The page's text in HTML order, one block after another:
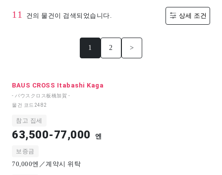
11 건의 물건이 검색되었습니다. 상세 조건
1 2 >
BAUS CROSS Itabashi Kaga
- バウスクロス板橋加賀 -
물건 코드 2482
참고 집세
63,500-77,000 엔
보증금
70,000엔／계약시 위탁